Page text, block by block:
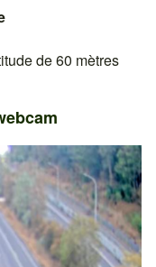
de 60 mètres